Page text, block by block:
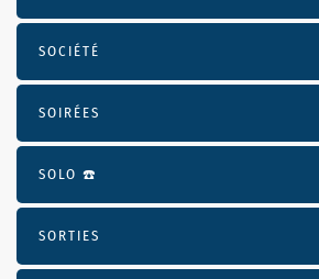
SOCIÉTÉ
SOIRÉES
SOLO ☎️
SORTIES